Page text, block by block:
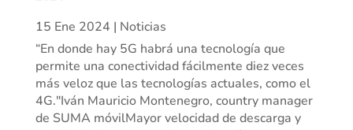
15 Ene 2024 | Noticias
“En donde hay 5G habrá una tecnología que
permite una conectividad fácilmente diez veces
más veloz que las tecnologías actuales, como el
4G."Iván Mauricio Montenegro, country manager
de SUMA móvilMayor velocidad de descarga y